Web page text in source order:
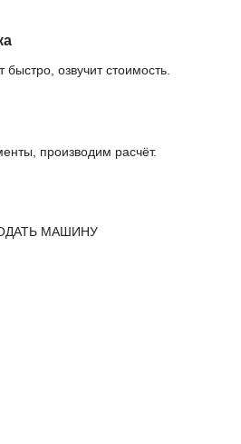
озвучит стоимость.
производим расчёт.
МАШИНУ